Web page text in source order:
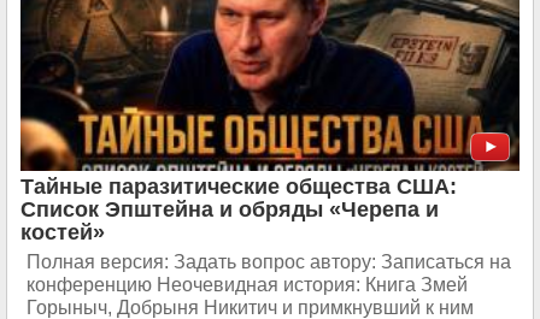
Тайные паразитические общества США:
Список Эпштейна и обряды «Черепа и
костей»
Полная версия: Задать вопрос автору: Записаться на
конференцию Неочевидная история: Книга Змей
Горыныч, Добрыня Никитич и примкнувший к ним